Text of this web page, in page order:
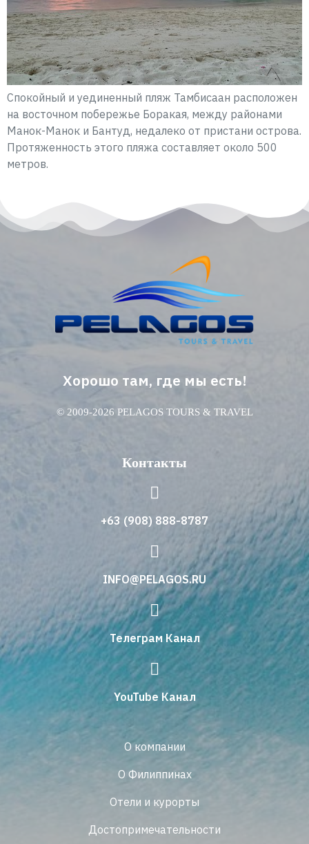
Спокойный и уединенный пляж Тамбисаан расположен
на восточном побережье Боракая, между районами
Манок-Манок и Бантуд, недалеко от пристани острова.
Протяженность этого пляжа составляет около 500
метров.
Хорошо там, где мы есть!
© 2009-2026 PELAGOS TOURS & TRAVEL
Контакты
+63 (908) 888-8787
INFO@PELAGOS.RU
Телеграм Канал
YouTube Канал
О компании
О Филиппинах
Отели и курорты
Достопримечательности